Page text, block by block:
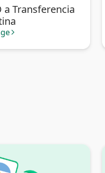
a Transferencia
arrow_forward_ios